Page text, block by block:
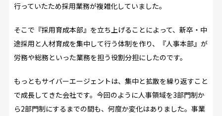
行っていたため採用業務が複雑化していました。
そこで『採用育成本部』を立ち上げることによって、新卒・中
途採用と人材育成を集中して行う体制を作り、『人事本部』が
労務や総務といった業務を担う役割分担にしたのです。
もっともサイバーエージェントは、集中と拡散を繰り返すこと
で成長してきた会社です。今回のように人事領域を3部門制か
ら2部門制にするまでの間も、何度か変化はありました。事業